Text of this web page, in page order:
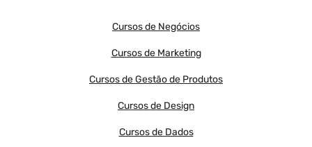
Cursos de Negócios
Cursos de Marketing
Cursos de Gestão de Produtos
Cursos de Design
Cursos de Dados